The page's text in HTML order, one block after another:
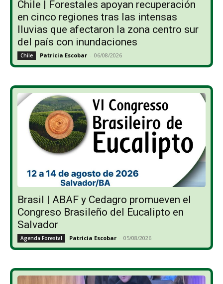
Chile | Forestales apoyan recuperación
en cinco regiones tras las intensas
lluvias que afectaron la zona centro sur
del país con inundaciones
Chile Patricia Escobar - 06/08/2026
Brasil | ABAF y Cedagro promueven el
Congreso Brasileño del Eucalipto en
Salvador
Agenda Forestal Patricia Escobar - 05/08/2026